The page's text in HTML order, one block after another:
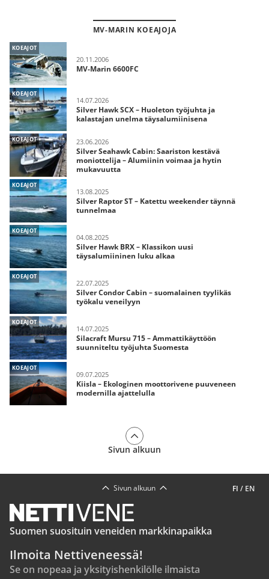
MV-MARIN KOEAJOJA
KOEAJOT
20.11.2006
MV-Marin 6600FC
KOEAJOT
14.07.2026
Silver Hawk SCX – Huoleton työjuhta ja
kalastajan unelma täysalumiinisena
KOEAJOT 23.06.2026
Silver Seahawk Cabin: Saariston kestävä
moniottelija – Alumiinin voimaa ja hytin
mukavuutta
KOEAJOT
13.08.2025
Silver Raptor ST – Katettu weekender täynnä
tunnelmaa
KOEAJOT
04.08.2025
Silver Hawk BRX – Klassikon uusi
täysalumiininen luku alkaa
KOEAJOT
22.07.2025
Silver Condor Cabin – suomalainen tyylikäs
työkalu veneilyyn
KOEAJOT
14.07.2025
Silacraft Mursu 715 – Ammattikäyttöön
suunniteltu työjuhta Suomesta
KOEAJOT
09.07.2025
Kiisla – Ekologinen moottorivene puuveneen
modernilla ajattelulla
Sivun alkuun
FI / EN
Sivun alkuun
Suomen suosituin veneiden markkinapaikka
Ilmoita Nettiveneessä!
Se on nopeaa ja yksityishenkilölle ilmaista